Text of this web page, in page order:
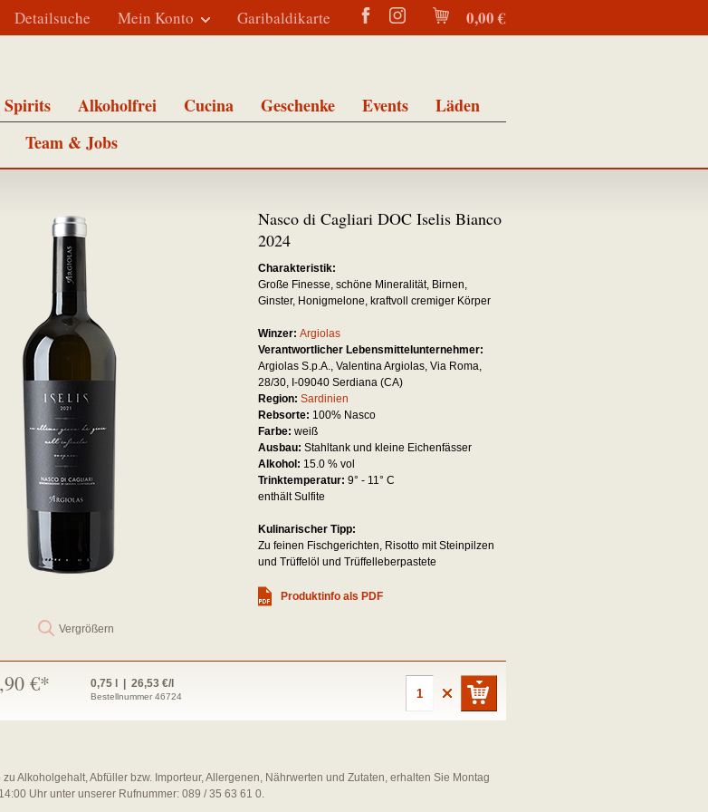
0,00 €
Garibaldikarte
Mein Konto
Detailsuche
Spirits Alkoholfrei Cucina Geschenke Events
Läden
Team & Jobs
Vergrößern
Nasco di Cagliari DOC Iselis Bianco
2024
Charakteristik:
Große Finesse, schöne Mineralität, Birnen,
Ginster, Honigmelone, kraftvoll cremiger Körper
Winzer: Argiolas
Verantwortlicher Lebensmittelunternehmer:
Argiolas S.p.A., Valentina Argiolas, Via Roma,
28/30, I-09040 Serdiana (CA)
Region: Sardinien
Rebsorte: 100% Nasco
Farbe: weiß
Ausbau: Stahltank und kleine Eichenfässer
Alkohol: 15.0 % vol
Trinktemperatur: 9° - 11° C
enthält Sulfite
Kulinarischer Tipp:
Zu feinen Fischgerichten, Risotto mit Steinpilzen
und Trüffelöl und Trüffelleberpastete
Produktinfo als PDF
€* 0,75 l | 26,53 €/l
Bestellnummer 46724
Alkoholgehalt, Abfüller bzw. Importeur, Allergenen, Nährwerten und Zutaten, erhalten Sie Montag
Uhr unter unserer Rufnummer: 089 / 35 63 61 0.